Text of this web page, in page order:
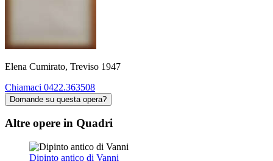
Elena Cumirato, Treviso 1947
Chiamaci 0422.363508
Domande su questa opera?
Altre opere in Quadri
Dipinto antico di Vanni